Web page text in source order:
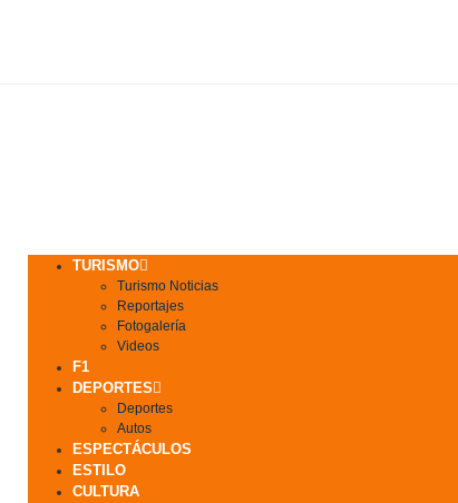
TURISMO
Turismo Noticias
Reportajes
Fotogalería
Videos
F1
DEPORTES
Deportes
Autos
ESPECTÁCULOS
ESTILO
CULTURA